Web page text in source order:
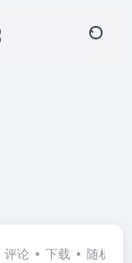
评论 下载 随机